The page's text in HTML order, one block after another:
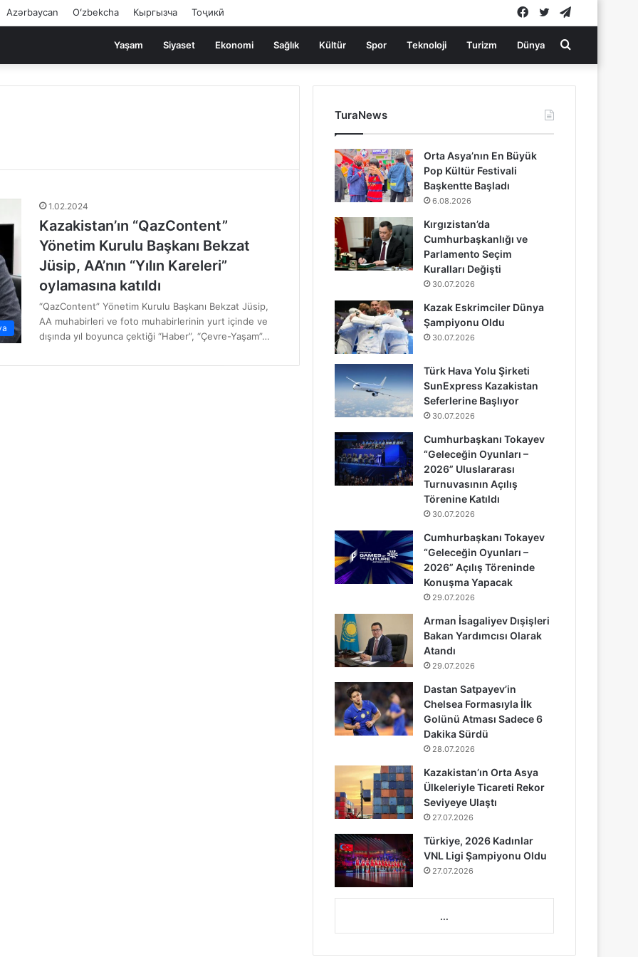
Azərbaycan Oʻzbekcha Кыргызча Тоҷикӣ Twitter
Facebook
Yaşam Siyaset Ekonomi Sağlık Kültür Spor Teknoloji Turizm Dünya Arama
yap
1.02.2024
Kazakistan’ın “QazContent”
Yönetim Kurulu Başkanı Bekzat
Jüsip, AA’nın “Yılın Kareleri”
oylamasına katıldı
“QazContent” Yönetim Kurulu Başkanı Bekzat Jüsip,
AA muhabirleri ve foto muhabirlerinin yurt içinde ve
dışında yıl boyunca çektiği “Haber”, “Çevre-Yaşam”…
TuraNews
Orta Asya’nın En Büyük
Pop Kültür Festivali
Başkentte Başladı
6.08.2026
Kırgızistan’da
Cumhurbaşkanlığı ve
Parlamento Seçim
Kuralları Değişti
30.07.2026
Kazak Eskrimciler Dünya
Şampiyonu Oldu
30.07.2026
Türk Hava Yolu Şirketi
SunExpress Kazakistan
Seferlerine Başlıyor
30.07.2026
Cumhurbaşkanı Tokayev
“Geleceğin Oyunları –
2026” Uluslararası
Turnuvasının Açılış
Törenine Katıldı
30.07.2026
Cumhurbaşkanı Tokayev
“Geleceğin Oyunları –
2026” Açılış Töreninde
Konuşma Yapacak
29.07.2026
Arman İsagaliyev Dışişleri
Bakan Yardımcısı Olarak
Atandı
29.07.2026
Dastan Satpayev’in
Chelsea Formasıyla İlk
Golünü Atması Sadece 6
Dakika Sürdü
28.07.2026
Kazakistan’ın Orta Asya
Ülkeleriyle Ticareti Rekor
Seviyeye Ulaştı
27.07.2026
Türkiye, 2026 Kadınlar
VNL Ligi Şampiyonu Oldu
27.07.2026
...